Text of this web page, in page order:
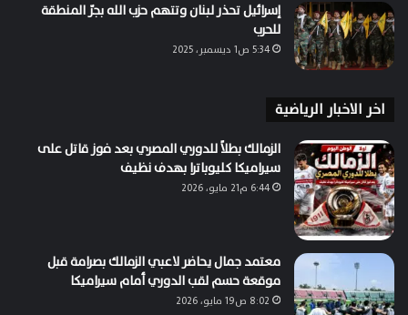
إسرائيل تحذر لبنان وتتهم حزب الله بجرّ المنطقة
للحرب
5:34 ص1 ديسمبر، 2025
اخر الاخبار الرياضية
الزمالك بطلاً للدوري المصري بعد فوز قاتل على
سيراميكا كليوباترا بهدف نظيف
6:44 م21 مايو، 2026
معتمد جمال يحاضر لاعبي الزمالك بصرامة قبل
موقعة حسم لقب الدوري أمام سيراميكا
8:02 ص19 مايو، 2026